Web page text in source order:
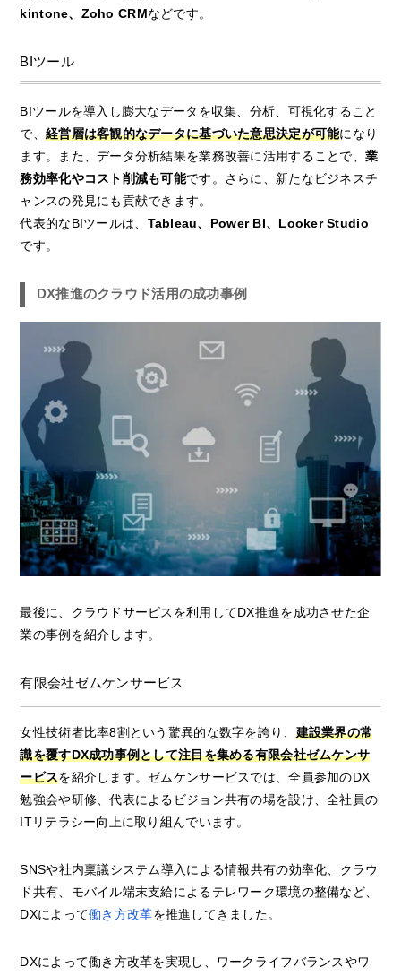
kintone、Zoho CRMなどです。
BIツール
BIツールを導入し膨大なデータを収集、分析、可視化すること
で、 経営層は客観的なデータに基づいた意思決定が可能になり
ます。また、データ分析結果を業務改善に活用することで、 業
務効率化やコスト削減も可能です。さらに、新たなビジネスチ
ャンスの発見にも貢献できます。
代表的なBIツールは、 Tableau、Power BI、Looker Studio
です。
DX推進のクラウド活用の成功事例
最後に、クラウドサービスを利用してDX推進を成功させた企
業の事例を紹介します。
有限会社ゼムケンサービス
女性技術者比率8割という驚異的な数字を誇り、 建設業界の常
識を覆すDX成功事例として注目を集める有限会社ゼムケンサ
ービスを紹介します。ゼムケンサービスでは、全員参加のDX
勉強会や研修、代表によるビジョン共有の場を設け、全社員の
ITリテラシー向上に取り組んでいます。
SNSや社内稟議システム導入による情報共有の効率化、クラウ
ド共有、モバイル端末支給によるテレワーク環境の整備など、
DXによって働き方改革を推進してきました。
DXによって働き方改革を実現し、ワークライフバランスやワ